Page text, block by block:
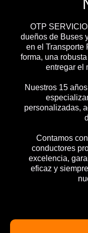
OTP
dueños de Buses
en el Transporte
forma, una
entregar el
Nuestros 15
personalizadas,
Contamos
conductores
excelencia,
eficaz y